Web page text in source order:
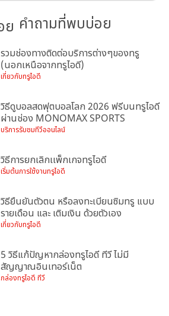
คำถามที่พบบ่อย
รวมช่องทางติดต่อบริการต่างๆของทรู
(นอกเหนือจากทรูไอดี)
เกี่ยวกับทรูไอดี
วิธีดูบอลสดฟุตบอลโลก 2026 ฟรีบนทรูไอดี
ผ่านช่อง MONOMAX SPORTS
บริการรับชมทีวีออนไลน์
วิธีการยกเลิกเเพ็กเกจทรูไอดี
เริ่มต้นการใช้งานทรูไอดี
วิธียืนยันตัวตน หรือลงทะเบียนซิมทรู แบบ
รายเดือน และ เติมเงิน ด้วยตัวเอง
เกี่ยวกับทรูไอดี
5 วิธีแก้ปัญหากล่องทรูไอดี ทีวี ไม่มี
สัญญาณอินเทอร์เน็ต
กล่องทรูไอดี ทีวี